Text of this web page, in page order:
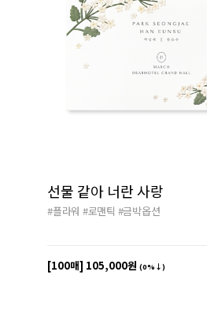
선물 같아 너란 사랑
#플라워 #로맨틱 #금박옵션
[100매] 105,000원 (0%↓)